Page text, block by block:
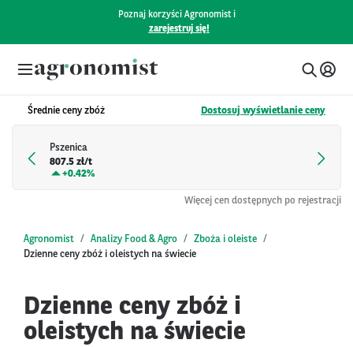
Poznaj korzyści Agronomist i
zarejestruj się!
Średnie ceny zbóż Dostosuj wyświetlanie ceny
Pszenica
807.5 zł/t
+0.42%
Więcej cen dostępnych po rejestracji
Agronomist Analizy Food & Agro
Zboża i oleiste
Dzienne ceny zbóż i oleistych na świecie
Dzienne ceny zbóż i
oleistych na świecie